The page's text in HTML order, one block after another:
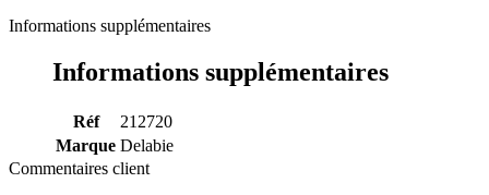
Informations supplémentaires
Informations supplémentaires
Réf
212720
Marque Delabie
Commentaires client